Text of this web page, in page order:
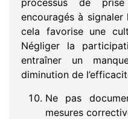
processus de
encouragés à
cela favorise une
Négliger la
entraîner un
diminution de
Ne pas
mesures